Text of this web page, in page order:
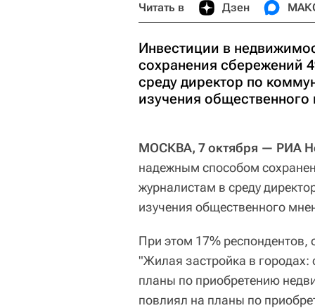
Читать в Дзен
Инвестиции в
сохранения сбережений
среду директор по
изучения
МОСКВА, 7 октября — РИА
надежным способом
журналистам в среду
изучения общественного
При этом 17%
"Жилая застройка в городах:
планы по приобретению
повлиял на планы по